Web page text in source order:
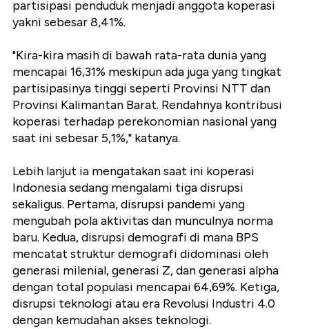
partisipasi penduduk menjadi anggota koperasi
yakni sebesar 8,41%.
"Kira-kira masih di bawah rata-rata dunia yang
mencapai 16,31% meskipun ada juga yang tingkat
partisipasinya tinggi seperti Provinsi NTT dan
Provinsi Kalimantan Barat. Rendahnya kontribusi
koperasi terhadap perekonomian nasional yang
saat ini sebesar 5,1%," katanya.
Lebih lanjut ia mengatakan saat ini koperasi
Indonesia sedang mengalami tiga disrupsi
sekaligus. Pertama, disrupsi pandemi yang
mengubah pola aktivitas dan munculnya norma
baru. Kedua, disrupsi demografi di mana BPS
mencatat struktur demografi didominasi oleh
generasi milenial, generasi Z, dan generasi alpha
dengan total populasi mencapai 64,69%. Ketiga,
disrupsi teknologi atau era Revolusi Industri 4.0
dengan kemudahan akses teknologi.